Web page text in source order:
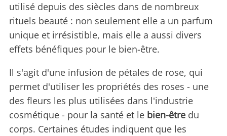
utilisé depuis des siècles dans de nombreux
rituels beauté : non seulement elle a un parfum
unique et irrésistible, mais elle a aussi divers
effets bénéfiques pour le bien-être.
Il s'agit d'une infusion de pétales de rose, qui
permet d'utiliser les propriétés des roses - une
des fleurs les plus utilisées dans l'industrie
cosmétique - pour la santé et le bien-être du
corps. Certaines études indiquent que les